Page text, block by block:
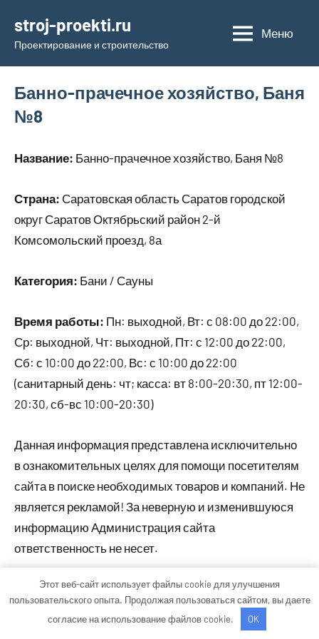
содержимому
stroj-proekti.ru
Проектирование и строительство
Меню
Банно-прачечное хозяйство, Баня
№8
Название: Банно-прачечное хозяйство, Баня №8
Страна: Саратовская область Саратов городской
округ Саратов Октябрьский район 2-й
Комсомольский проезд, 8а
Категория: Бани / Сауны
Время работы: Пн: выходной, Вт: с 08:00 до 22:00,
Ср: выходной, Чт: выходной, Пт: с 12:00 до 22:00,
Сб: с 10:00 до 22:00, Вс: с 10:00 до 22:00
(санитарный день: чт; касса: вт 8:00-20:30, пт 12:00-
20:30, сб-вс 10:00-20:30)
Данная информация представлена исключительно
в ознакомительных целях для помощи посетителям
сайта в поиске необходимых товаров и компаний. Не
является рекламой! За неверную и изменившуюся
информацию Администрация сайта
ответственность не несет.
Тема WordPress: Occasio от ThemeZee.
Этот веб-сайт использует файлы cookie для улучшения
пользовательского опыта. Продолжая пользоваться сайтом, вы даете
согласие на использование файлов cookie.
OK